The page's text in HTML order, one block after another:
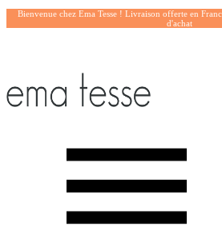
Bienvenue chez Ema Tesse ! Livraison offerte en
d'achat